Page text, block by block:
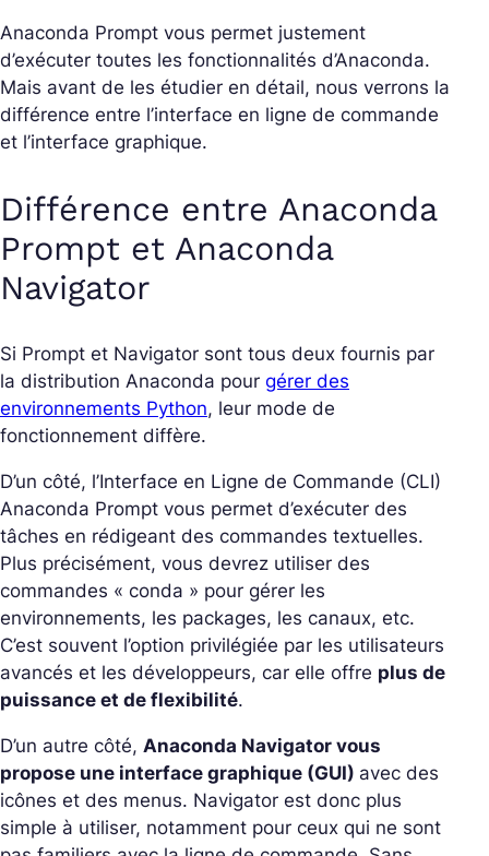
Anaconda Prompt vous permet justement
d’exécuter toutes les fonctionnalités d’Anaconda.
Mais avant de les étudier en détail, nous verrons la
différence entre l’interface en ligne de commande
et l’interface graphique.
Différence entre Anaconda
Prompt et Anaconda
Navigator
Si Prompt et Navigator sont tous deux fournis par
la distribution Anaconda pour gérer des
environnements Python, leur mode de
fonctionnement diffère.
D’un côté, l’Interface en Ligne de Commande (CLI)
Anaconda Prompt vous permet d’exécuter des
tâches en rédigeant des commandes textuelles.
Plus précisément, vous devrez utiliser des
commandes « conda » pour gérer les
environnements, les packages, les canaux, etc.
C’est souvent l’option privilégiée par les utilisateurs
avancés et les développeurs, car elle offre plus de
puissance et de flexibilité.
D’un autre côté, Anaconda Navigator vous
propose une interface graphique (GUI) avec des
icônes et des menus. Navigator est donc plus
simple à utiliser, notamment pour ceux qui ne sont